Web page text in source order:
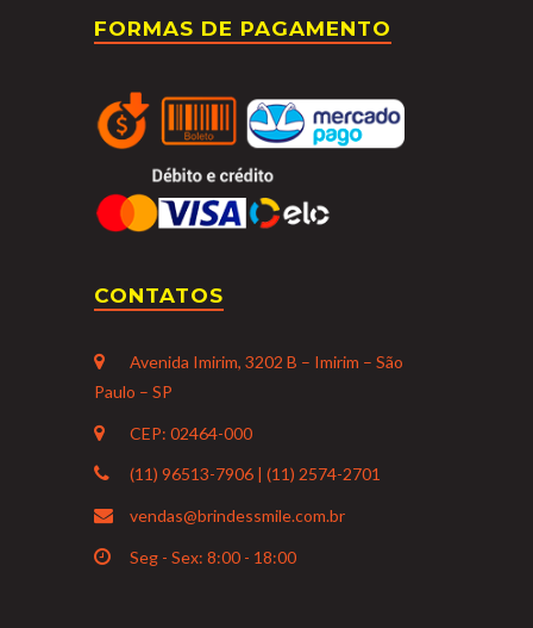
FORMAS DE PAGAMENTO
CONTATOS
Avenida Imirim, 3202 B – Imirim – São
Paulo – SP
CEP: 02464-000
(11) 96513-7906 | (11) 2574-2701
vendas@brindessmile.com.br
Seg - Sex: 8:00 - 18:00